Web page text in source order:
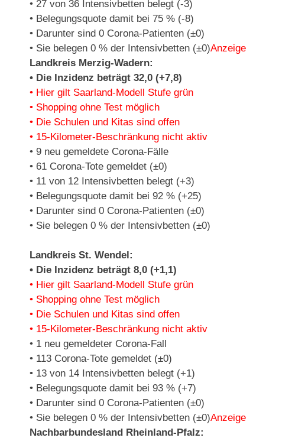
• 27 von 36 Intensivbetten belegt (-3)
• Belegungsquote damit bei 75 % (-8)
• Darunter sind 0 Corona-Patienten (±0)
• Sie belegen 0 % der Intensivbetten (±0)Anzeige
Landkreis Merzig-Wadern:
• Die Inzidenz beträgt 32,0 (+7,8)
• Hier gilt Saarland-Modell Stufe grün
• Shopping ohne Test möglich
• Die Schulen und Kitas sind offen
• 15-Kilometer-Beschränkung nicht aktiv
• 9 neu gemeldete Corona-Fälle
• 61 Corona-Tote gemeldet (±0)
• 11 von 12 Intensivbetten belegt (+3)
• Belegungsquote damit bei 92 % (+25)
• Darunter sind 0 Corona-Patienten (±0)
• Sie belegen 0 % der Intensivbetten (±0)
Landkreis St. Wendel:
• Die Inzidenz beträgt 8,0 (+1,1)
• Hier gilt Saarland-Modell Stufe grün
• Shopping ohne Test möglich
• Die Schulen und Kitas sind offen
• 15-Kilometer-Beschränkung nicht aktiv
• 1 neu gemeldeter Corona-Fall
• 113 Corona-Tote gemeldet (±0)
• 13 von 14 Intensivbetten belegt (+1)
• Belegungsquote damit bei 93 % (+7)
• Darunter sind 0 Corona-Patienten (±0)
• Sie belegen 0 % der Intensivbetten (±0)Anzeige
Nachbarbundesland Rheinland-Pfalz: